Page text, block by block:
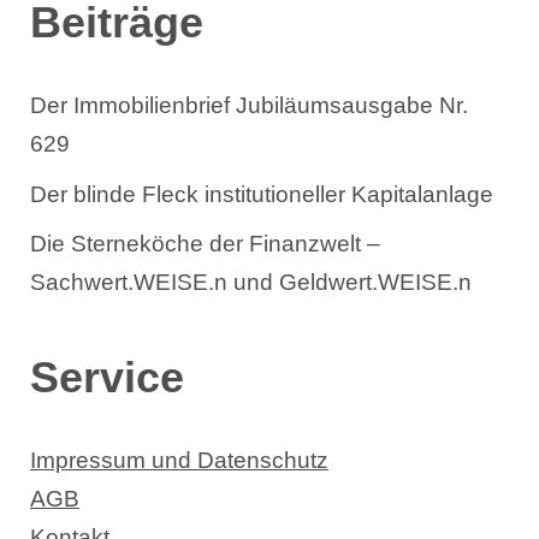
Beiträge
Der Immobilienbrief Jubiläumsausgabe Nr.
629
Der blinde Fleck institutioneller Kapitalanlage
Die Sterneköche der Finanzwelt –
Sachwert.WEISE.n und Geldwert.WEISE.n
Service
Impressum und Datenschutz
AGB